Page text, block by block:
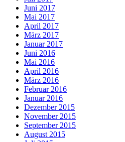
Juni 2017
Mai 2017
April 2017
März 2017
Januar 2017
Juni 2016
Mai 2016
April 2016
März 2016
Februar 2016
Januar 2016
Dezember 2015
November 2015
September 2015
August 2015